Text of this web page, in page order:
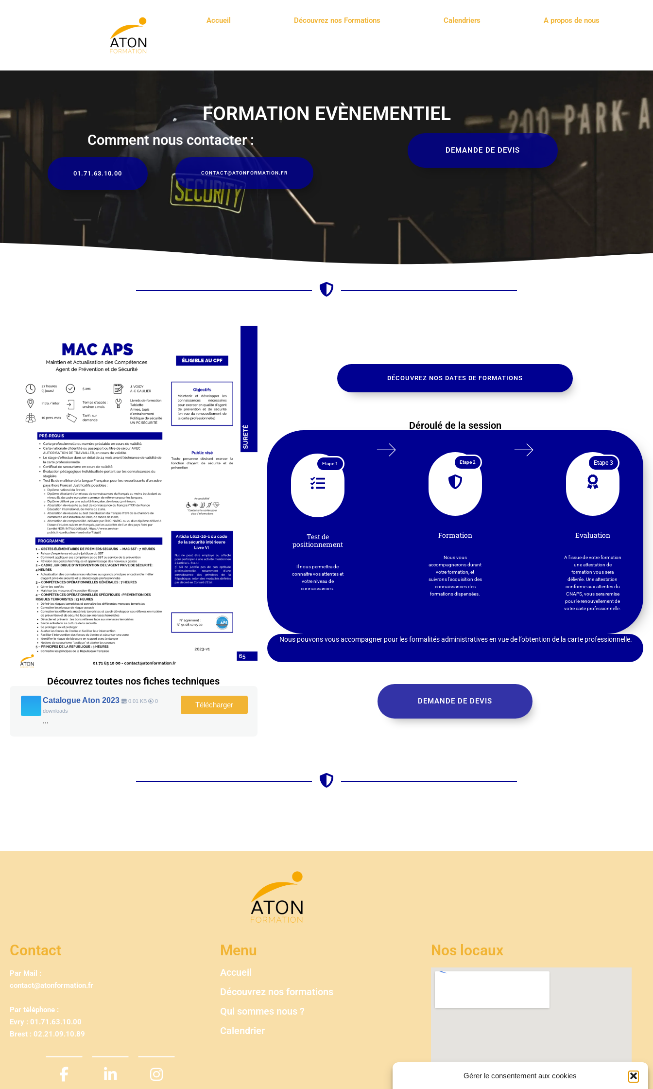
Gérer le consentement aux cookies
Accueil Découvrez nos Formations Calendriers A propos de nous
FORMATION EVÈNEMENTIEL
Comment nous contacter :
01.71.63.10.00 CONTACT@ATONFORMATION.FR
DEMANDE DE DEVIS
Découvrez toutes nos fiches techniques
Catalogue Aton 2023 0.01 KB
0
downloads
...
Télécharger
DÉCOUVREZ NOS DATES DE FORMATIONS
Déroulé de la session
Etape 1
Test de
positionnement
Il nous permettra de
connaitre vos attentes et
votre niveau de
connaissances.
Etape 2
Formation
Nous vous
accompagnerons durant
votre formation, et
suivrons l'acquisition des
connaissances des
formations dispensées.
Etape 3
Evaluation
A l'issue de votre formation
une attestation de
formation vous sera
délivrée. Une attestation
conforme aux attentes du
CNAPS, vous sera remise
pour le renouvellement de
votre carte professionnelle.
Nous pouvons vous accompagner pour les formalités administratives en vue de l’obtention de la carte professionnelle.
DEMANDE DE DEVIS
Contact
Par Mail :
contact@atonformation.fr
Par téléphone :
Evry : 01.71.63.10.00
Brest : 02.21.09.10.89
Menu
Accueil
Découvrez nos formations
Qui sommes nous ?
Calendrier
Nos locaux